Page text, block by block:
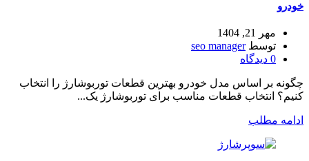
خودرو
مهر 21, 1404
توسط seo manager
0 دیدگاه
چگونه بر اساس مدل خودرو بهترین قطعات توربوشارژ را انتخاب
کنیم؟ انتخاب قطعات مناسب برای توربوشارژ یک...
ادامه مطلب